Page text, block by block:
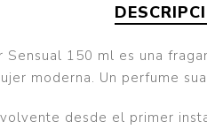
150 ml es una
moderna. Un perfume
desde el primer